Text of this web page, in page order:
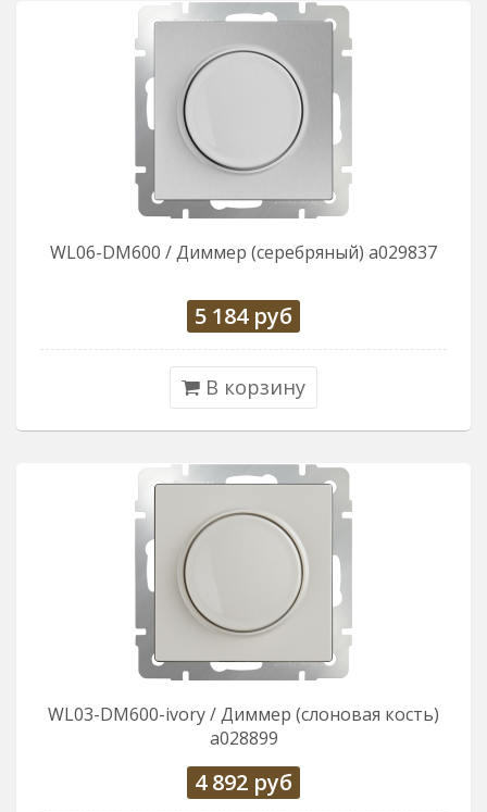
WL06-DM600 / Диммер (серебряный) a029837
5 184руб
В корзину
WL03-DM600-ivory / Диммер (слоновая кость)
a028899
4 892 руб